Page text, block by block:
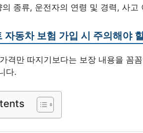
종류, 운전자의 연령 및 경력, 사
자동차 보험 가입 시 주의해야
격만 따지기보다는 보장 내용을 꼼
다.